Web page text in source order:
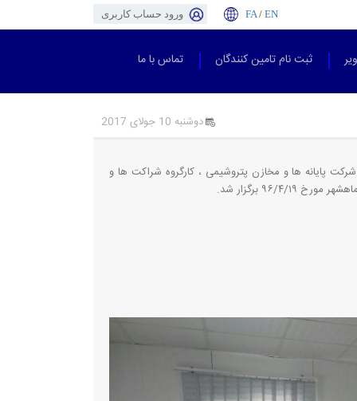
FA/ EN ورود حساب کاربری
ثبت نام تامین کنندگان تماس با ما
دوشنبه 10 جولای 2017
پایانه ها و مخازن پتروشیمی ، کارگروه شراکت ها و
۹۶/۴/۱۹ برگزار شد.